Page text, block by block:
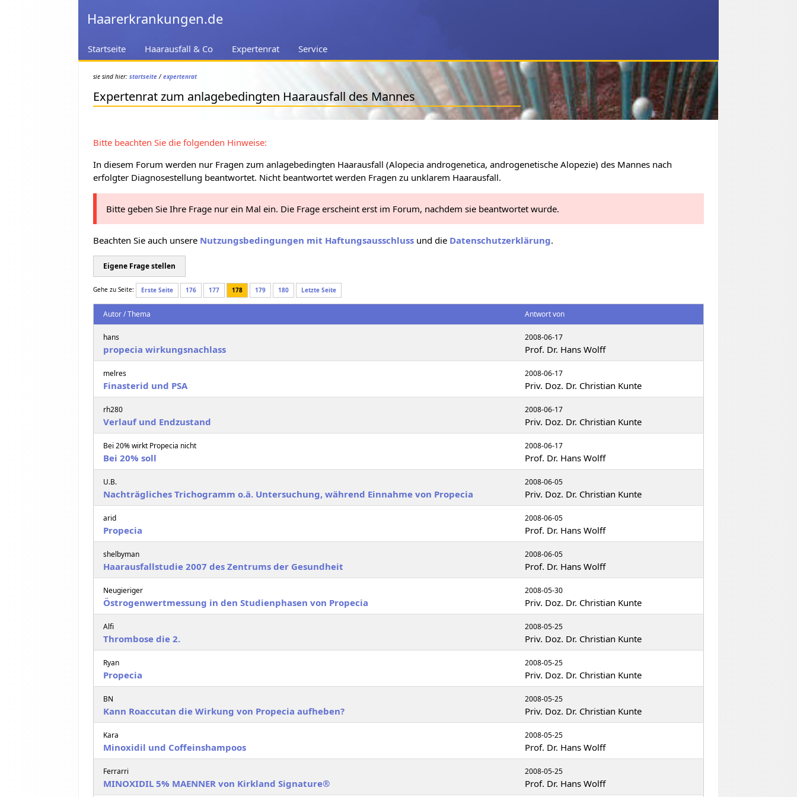
Haarerkrankungen.de
Startseite Haarausfall & Co Expertenrat Service
sie sind hier: startseite/expertenrat
Expertenrat zum anlagebedingten Haarausfall des Mannes
Bitte beachten Sie die folgenden Hinweise:
In diesem Forum werden nur Fragen zum anlagebedingten Haarausfall (Alopecia androgenetica, androgenetische Alopezie) des Mannes nach
erfolgter Diagnosestellung beantwortet. Nicht beantwortet werden Fragen zu unklarem Haarausfall.
Bitte geben Sie Ihre Frage nur ein Mal ein. Die Frage erscheint erst im Forum, nachdem sie beantwortet wurde.
Beachten Sie auch unsere Nutzungsbedingungen mit Haftungsausschluss und die Datenschutzerklärung.
Eigene Frage stellen
Gehe zu Seite: Erste Seite 176 177 178 179 180 Letzte Seite
Autor / Thema Antwort von
hans
propecia wirkungsnachlass
2008-06-17
Prof. Dr. Hans Wolff
melres
Finasterid und PSA
2008-06-17
Priv. Doz. Dr. Christian Kunte
rh280
Verlauf und Endzustand
2008-06-17
Priv. Doz. Dr. Christian Kunte
Bei 20% wirkt Propecia nicht
Bei 20% soll
2008-06-17
Prof. Dr. Hans Wolff
U.B.
Nachträgliches Trichogramm o.ä. Untersuchung, während Einnahme von Propecia
2008-06-05
Priv. Doz. Dr. Christian Kunte
arid
Propecia
2008-06-05
Prof. Dr. Hans Wolff
shelbyman
Haarausfallstudie 2007 des Zentrums der Gesundheit
2008-06-05
Prof. Dr. Hans Wolff
Neugieriger
Östrogenwertmessung in den Studienphasen von Propecia
2008-05-30
Priv. Doz. Dr. Christian Kunte
Alfi
Thrombose die 2.
2008-05-25
Priv. Doz. Dr. Christian Kunte
Ryan
Propecia
2008-05-25
Priv. Doz. Dr. Christian Kunte
BN
Kann Roaccutan die Wirkung von Propecia aufheben?
2008-05-25
Priv. Doz. Dr. Christian Kunte
Kara
Minoxidil und Coffeinshampoos
2008-05-25
Prof. Dr. Hans Wolff
Ferrarri
MINOXIDIL 5% MAENNER von Kirkland Signature®
2008-05-25
Prof. Dr. Hans Wolff